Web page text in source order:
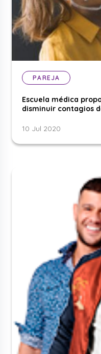
PAREJA
Escuela médica
disminuir contagios
10 Jul 2020